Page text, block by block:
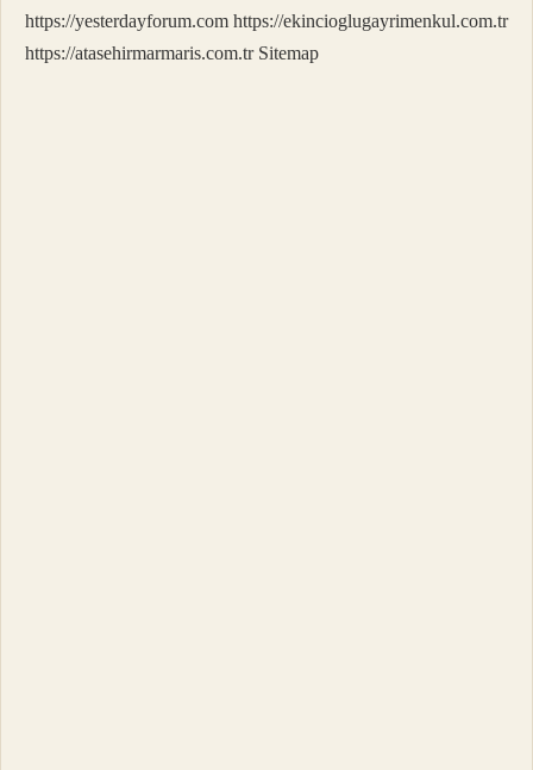
https://yesterdayforum.com https://ekincioglugayrimenkul.com.tr
https://atasehirmarmaris.com.tr Sitemap